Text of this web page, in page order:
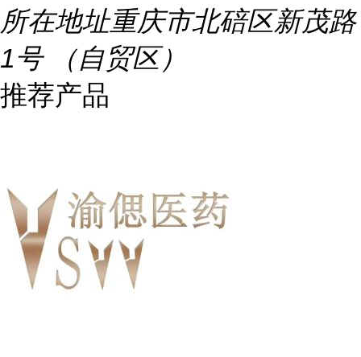
所在地址重庆市北碚区新茂路
1号 （自贸区）
推荐产品